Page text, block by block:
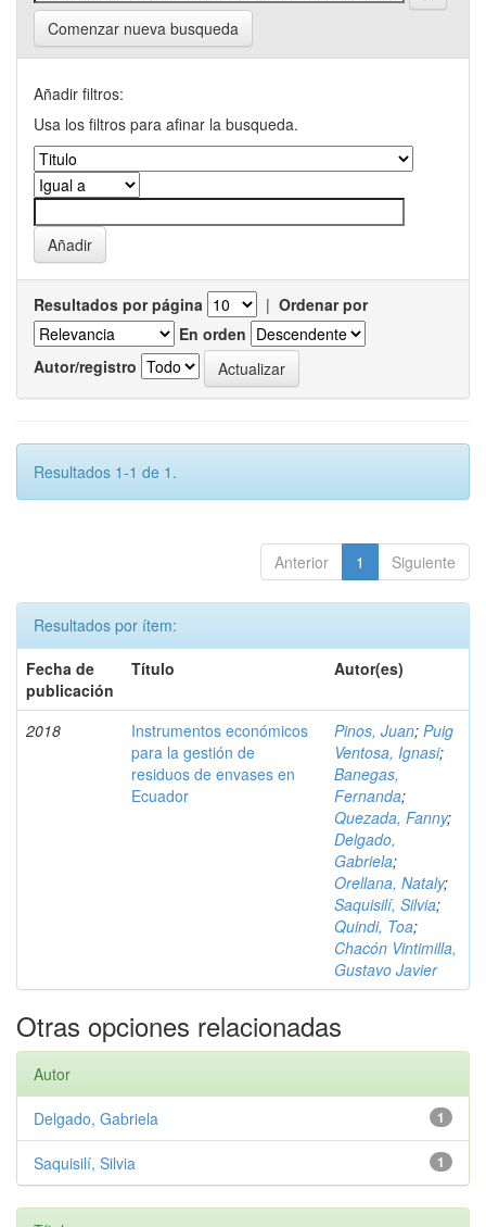
Comenzar nueva busqueda
Añadir filtros:
Usa los filtros para afinar la busqueda.
Resultados por página | Ordenar por
En orden
Autor/registro
Resultados 1-1 de 1.
Anterior 1 Siguiente
Resultados por ítem:
Fecha de
publicación
Título Autor(es)
2018
Instrumentos económicos
para la gestión de
residuos de envases en
Ecuador
Pinos, Juan; Puig
Ventosa, Ignasi;
Banegas,
Fernanda;
Quezada, Fanny;
Delgado,
Gabriela;
Orellana, Nataly;
Saquisilí, Silvia;
Quindi, Toa;
Chacón Vintimilla,
Gustavo Javier
Otras opciones relacionadas
Autor
1
Delgado, Gabriela
1
Saquisilí, Silvia